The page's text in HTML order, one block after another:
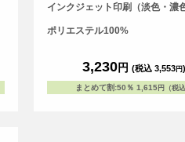
インクジェット印刷（淡色・濃色
ポリエステル100%
3,230円 (税込 3,553円)
まとめて割:50％ 1,615円（税込